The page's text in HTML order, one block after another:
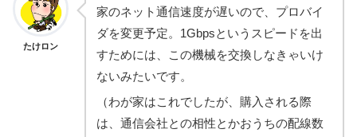
たけロン
家のネット通信速度が遅いので、プロバイ
ダを変更予定。1Gbpsというスピードを出
すためには、この機械を交換しなきゃいけ
ないみたいです。
（わが家はこれでしたが、購入される際
は、通信会社との相性とかおうちの配線数